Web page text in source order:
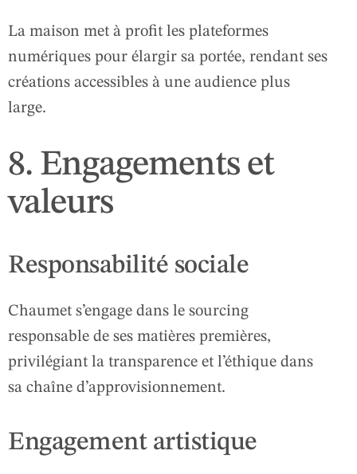
La maison met à profit les plateformes
numériques pour élargir sa portée, rendant ses
créations accessibles à une audience plus
large.
8. Engagements et
valeurs
Responsabilité sociale
Chaumet s’engage dans le sourcing
responsable de ses matières premières,
privilégiant la transparence et l’éthique dans
sa chaîne d’approvisionnement.
Engagement artistique